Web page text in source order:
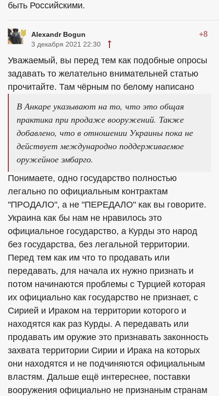
быть Российскими.
Alexandr Bogun +8
3 декабря 2021 22:30
Уважаемый, вы перед тем как подобные опросы
задавать то желательно внимательней статью
прочитайте. Там чёрным по белому написано
В Анкаре указывают на то, что это общая
практика при продаже вооружений. Также
добавлено, что в отношении Украины пока не
действует международно поддерживаемое
оружейное эмбарго.
Понимаете, одно государство полностью
легально по официальным контрактам
"ПРОДАЛО", а не "ПЕРЕДАЛО" как вы говорите.
Украина как бы нам не нравилось это
официальное государство, а Курды это народ
без государства, без легальной территории.
Перед тем как им что то продавать или
передавать, для начала их нужно признать и
потом начинаются проблемы с Турцией которая
их официально как государство не признает, с
Сирией и Ираком на территории которого и
находятся как раз Курды. А передавать или
продавать им оружие это признавать законность
захвата территории Сирии и Ирака на которых
они находятся и не подчиняются официальным
властям. Дальше ещё интереснее, поставки
вооружения официально не признаным странам